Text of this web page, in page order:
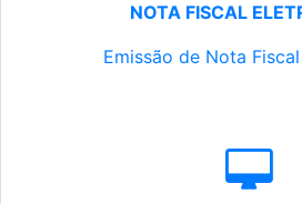
NOTA FISCAL
Emissão de Nota